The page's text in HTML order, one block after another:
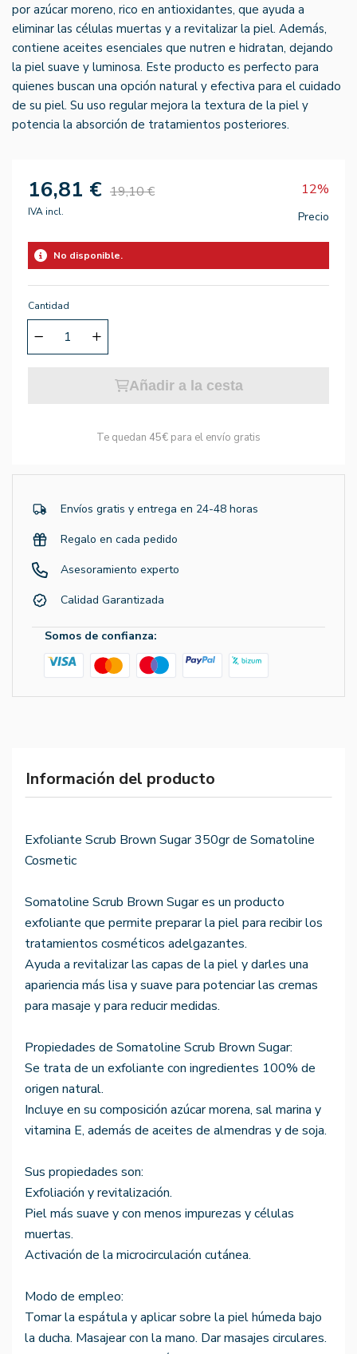
por azúcar moreno, rico en antioxidantes, que ayuda a
eliminar las células muertas y a revitalizar la piel. Además,
contiene aceites esenciales que nutren e hidratan, dejando
la piel suave y luminosa. Este producto es perfecto para
quienes buscan una opción natural y efectiva para el cuidado
de su piel. Su uso regular mejora la textura de la piel y
potencia la absorción de tratamientos posteriores.
16,81 € 19,10 € 12%
IVA incl. Precio
No disponible.
Cantidad
Añadir a la cesta
Te quedan 45€ para el envío gratis
Envíos gratis y entrega en 24-48 horas
Regalo en cada pedido
Asesoramiento experto
Calidad Garantizada
Somos de confianza:
Información del producto
Exfoliante Scrub Brown Sugar 350gr de Somatoline
Cosmetic
Somatoline Scrub Brown Sugar es un producto
exfoliante que permite preparar la piel para recibir los
tratamientos cosméticos adelgazantes.
Ayuda a revitalizar las capas de la piel y darles una
apariencia más lisa y suave para potenciar las cremas
para masaje y para reducir medidas.
Propiedades de Somatoline Scrub Brown Sugar:
Se trata de un exfoliante con ingredientes 100% de
origen natural.
Incluye en su composición azúcar morena, sal marina y
vitamina E, además de aceites de almendras y de soja.
Sus propiedades son:
Exfoliación y revitalización.
Piel más suave y con menos impurezas y células
muertas.
Activación de la microcirculación cutánea.
Modo de empleo:
Tomar la espátula y aplicar sobre la piel húmeda bajo
la ducha. Masajear con la mano. Dar masajes circulares.